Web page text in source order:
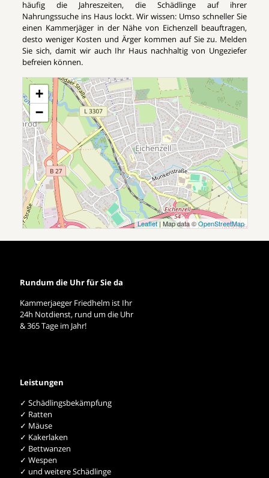
häufig die Jahreszeiten, die Schädlinge auf ihrer
Nahrungssuche ins Haus lockt. Wir wissen: Umso schneller Sie
einen Kammerjäger in der Nähe von Eichenzell beauftragen,
desto weniger Kosten und Ärger kommen auf Sie zu. Melden
Sie sich, damit wir auch Ihr Haus nachhaltig von Ungeziefer
befreien können.
+
−
Leaflet| Map data ©OpenStreetMap
Rundum die Uhr für Sie da
Kammerjaeger Friedhelm ist Ihr
24h Notdienst, rund um die Uhr
& 365 Tage im Jahr!
Leistungen
✓ Schädlingsbekämpfung
✓ Ratten
✓ Mäuse
✓ Kakerlaken
✓ Bettwanzen
✓ Wespen
✓ und weitere Schädlinge